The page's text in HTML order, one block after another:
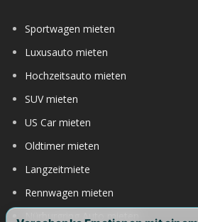
Sportwagen mieten
Luxusauto mieten
Hochzeitsauto mieten
SUV mieten
US Car mieten
Oldtimer mieten
Langzeitmiete
Rennwagen mieten
Nürburgring Auto mieten